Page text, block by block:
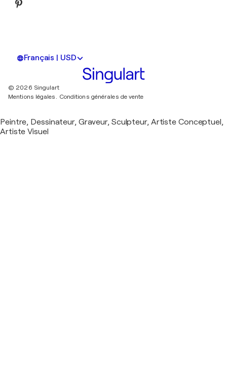
Français | USD
© 2026 Singulart
Mentions légales. Conditions générales de vente
Peintre, Dessinateur, Graveur, Sculpteur, Artiste Conceptuel,
Artiste Visuel